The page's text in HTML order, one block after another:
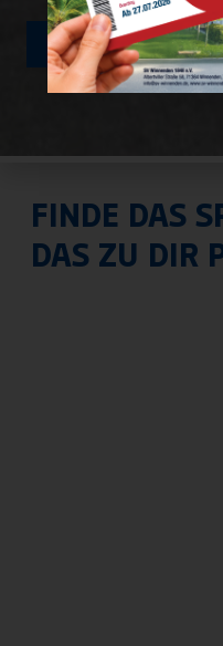
JETZT MITGLIED
FINDE DAS
DAS ZU DIR